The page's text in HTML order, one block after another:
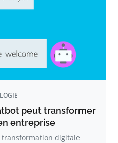
peut transformer
entreprise
digitale